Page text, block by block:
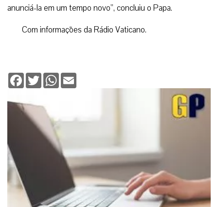
anunciá-la em um tempo novo”, concluiu o Papa.
Com informações da Rádio Vaticano.
Facebook
TwitterWhatsApp